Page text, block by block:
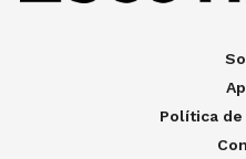
Política de